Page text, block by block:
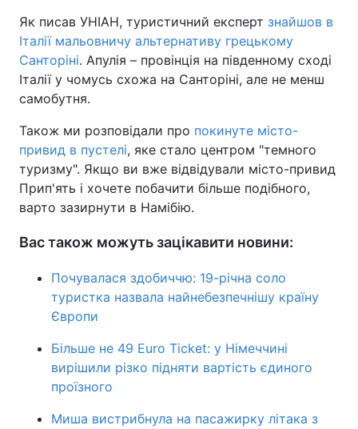
Як писав УНІАН, туристичний експерт знайшов в
Італії мальовничу альтернативу грецькому
Санторіні. Апулія – провінція на південному сході
Італії у чомусь схожа на Санторіні, але не менш
самобутня.
Також ми розповідали про покинуте місто-
привид в пустелі, яке стало центром "темного
туризму". Якщо ви вже відвідували місто-привид
Прип'ять і хочете побачити більше подібного,
варто зазирнути в Намібію.
Вас також можуть зацікавити новини:
Почувалася здобиччю: 19-річна соло
туристка назвала найнебезпечнішу країну
Європи
Більше не 49 Euro Ticket: у Німеччині
вирішили різко підняти вартість єдиного
проїзного
Миша вистрибнула на пасажирку літака з